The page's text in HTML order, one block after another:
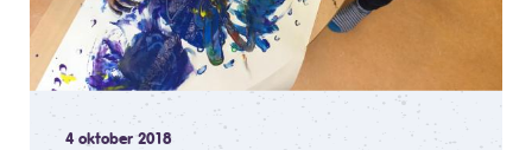
4 oktober 2018